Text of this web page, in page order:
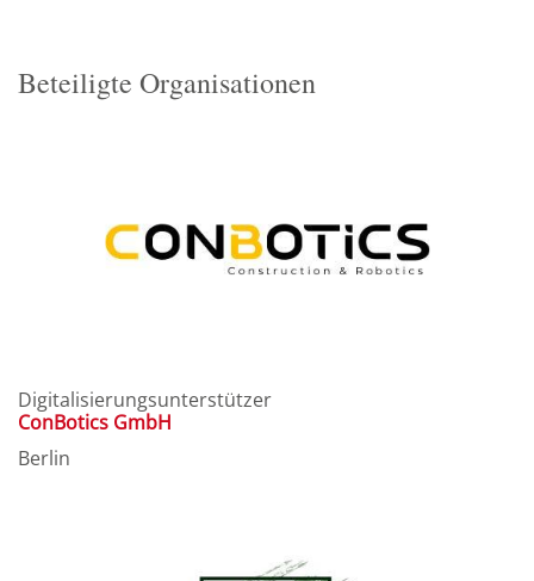
Beteiligte Organisationen
Digitalisierungsunterstützer
‍ConBotics GmbH
Berlin